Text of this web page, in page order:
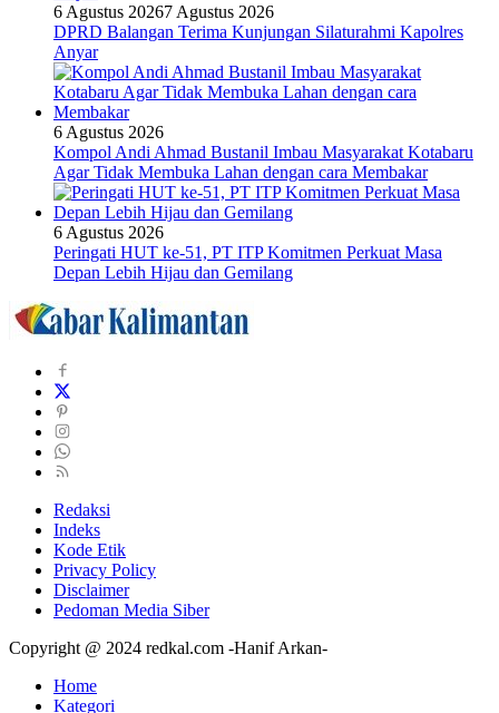
6 Agustus 20267 Agustus 2026
DPRD Balangan Terima Kunjungan Silaturahmi Kapolres
Anyar
6 Agustus 2026
Kompol Andi Ahmad Bustanil Imbau Masyarakat Kotabaru
Agar Tidak Membuka Lahan dengan cara Membakar
6 Agustus 2026
Peringati HUT ke-51, PT ITP Komitmen Perkuat Masa
Depan Lebih Hijau dan Gemilang
Redaksi
Indeks
Kode Etik
Privacy Policy
Disclaimer
Pedoman Media Siber
Copyright @ 2024 redkal.com -Hanif Arkan-
Home
Kategori